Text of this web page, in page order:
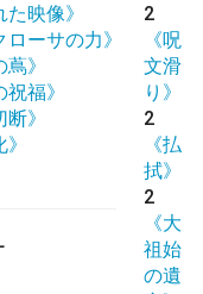
た映像》
ローサの力》
蔦》
祝福》
断》
2
《呪
文滑
り》
2
《払
拭》
2
《大
祖始
の遺